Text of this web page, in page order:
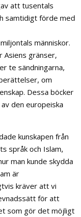
att tusentals
samtidigt förde med
människor.
Asiens gränser,
te sändningarna,
om
Dessa böcker
den europeiska
kunskapen från
språk och Islam,
man kunde skydda
är
kräver att vi
för att
som gör det möjligt